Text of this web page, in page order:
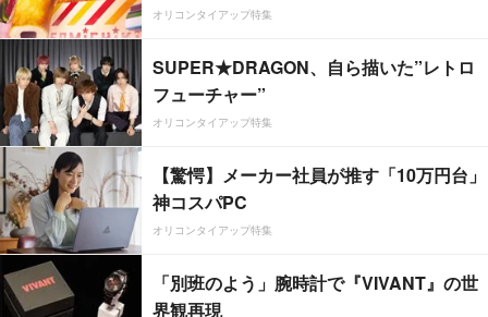
オリコンタイアップ特集
SUPER★DRAGON、自ら描いた”レトロ
フューチャー”
オリコンタイアップ特集
【驚愕】メーカー社員が推す「10万円台」
神コスパPC
オリコンタイアップ特集
「別班のよう」腕時計で『VIVANT』の世
界観再現